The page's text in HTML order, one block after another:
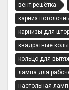
вент.решётка
карниз
карнизы для
квадратные
кольцо для
лампа для
настольная